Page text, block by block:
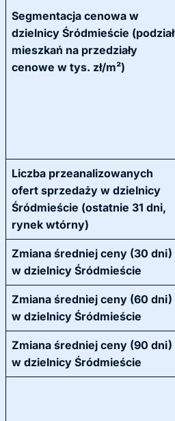
Segmentacja cenowa w
dzielnicy Śródmieście (podział
mieszkań na przedziały
cenowe w tys. zł/m²)
Liczba przeanalizowanych
ofert sprzedaży w dzielnicy
Śródmieście (ostatnie 31 dni,
rynek wtórny)
Zmiana średniej ceny (30 dni)
w dzielnicy Śródmieście
Zmiana średniej ceny (60 dni)
w dzielnicy Śródmieście
Zmiana średniej ceny (90 dni)
w dzielnicy Śródmieście